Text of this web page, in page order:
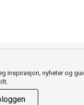
inspirasjon, nyheter og